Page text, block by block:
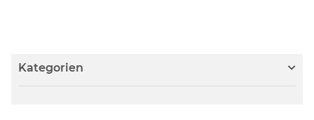
Kategorien